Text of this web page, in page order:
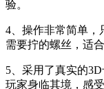
验。
4、操作非常简单，
需要拧的螺丝，适
5、采用了真实的
玩家身临其境，感